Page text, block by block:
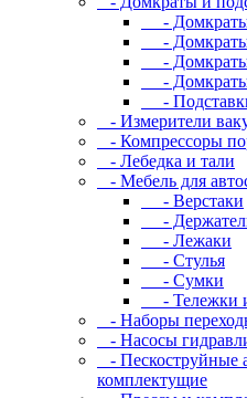
- Домкраты
- Домкраты
- Домкраты
- Домкраты
-
- Измерители
- Компрессоры
- Лебедка и тали
- Мебель для
- Верстаки
-
- Лежаки
- Стулья
- Сумки
- Тележки
- Наборы
- Насосы
- Пескоструйные
комплектущие